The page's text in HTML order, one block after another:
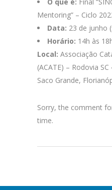
Mentoring” – Ciclo
Data: 23 de junho
Horário: 14h às
Local: Associação
(ACATE) – Rodovia
Saco Grande,
Sorry, the comment
time.